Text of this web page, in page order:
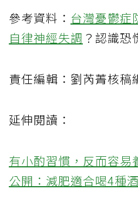
參考資料： 台灣憂鬱症
自律神經失調 ？認識恐
責任編輯：劉芮菁核稿
延伸閱讀：
有小酌習慣，反而容易
公開：減肥適合喝4種